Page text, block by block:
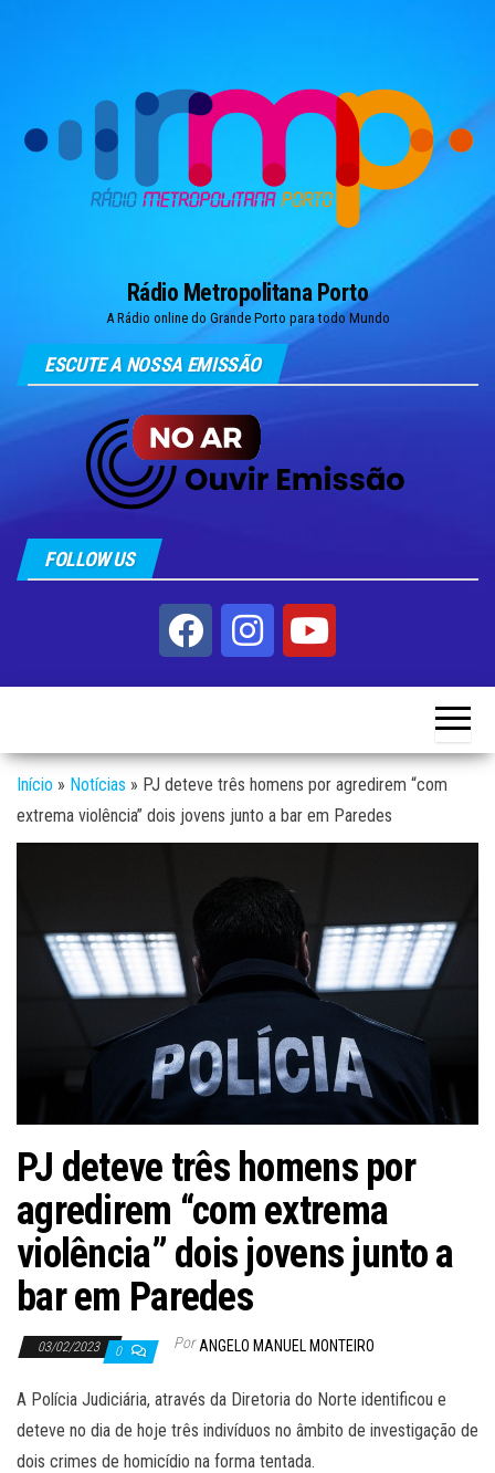
Rádio Metropolitana Porto
A Rádio online do Grande Porto para todo Mundo
ESCUTE A NOSSA EMISSÃO
FOLLOW US
Início » Notícias » PJ deteve três homens por agredirem “com
extrema violência” dois jovens junto a bar em Paredes
PJ deteve três homens por
agredirem “com extrema
violência” dois jovens junto a
bar em Paredes
03/02/2023 0 Por ANGELO MANUEL MONTEIRO
A Polícia Judiciária, através da Diretoria do Norte identificou e
deteve no dia de hoje três indivíduos no âmbito de investigação de
dois crimes de homicídio na forma tentada.